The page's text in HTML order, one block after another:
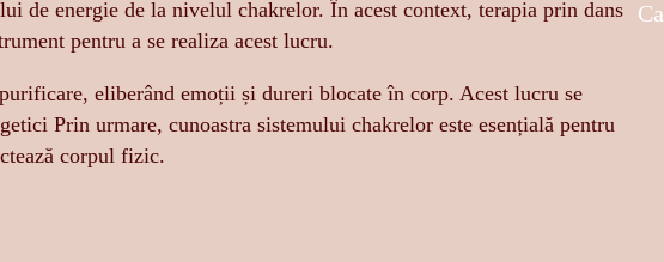
de energie de la nivelul chakrelor. În acest context, terapia prin dans
pentru a se realiza acest lucru.
eliberând emoții și dureri blocate în corp. Acest lucru se
Prin urmare, cunoastra sistemului chakrelor este esențială pentru
corpul fizic.